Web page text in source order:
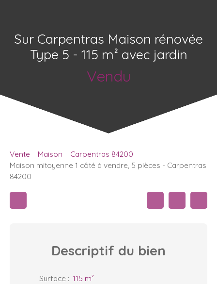
Sur Carpentras Maison rénovée
Type 5 - 115 m² avec jardin
Vendu
Vente Maison
Carpentras 84200
Maison mitoyenne 1 côté à vendre, 5 pièces - Carpentras
84200
Descriptif du bien
Surface : 115 m²